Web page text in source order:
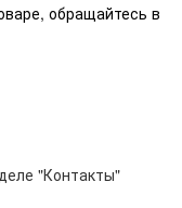
обращайтесь в
"Контакты"